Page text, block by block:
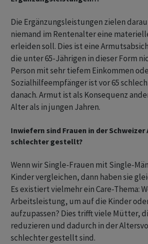
Die Ergänzungsleistungen zielen
niemand im Rentenalter eine
erleiden soll. Dies ist eine
die unter 65-Jährigen in dieser Form
Person mit sehr tiefem Einkommen
Sozialhilfeempfänger ist vor 65
danach. Armut ist als Konsequenz
Alter als in jungen Jahren.
Inwiefern sind Frauen in der
schlechter gestellt?
Wenn wir Single-Frauen mit Single-
Kinder vergleichen, dann haben sie
Es existiert vielmehr ein Care-Thema:
Arbeitsleistung, um auf die Kinder
aufzupassen? Dies trifft viele Mütter,
reduzieren und dadurch in der
schlechter gestellt sind.